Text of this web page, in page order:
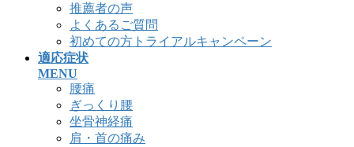
推薦者の声
よくあるご質問
初めての方トライアルキャンペーン
適応症状
MENU
腰痛
ぎっくり腰
坐骨神経痛
肩・首の痛み